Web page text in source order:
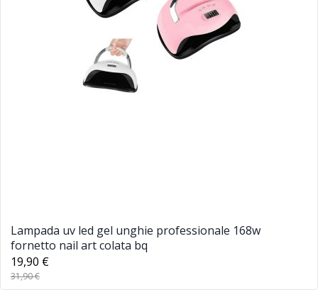
Lampada uv led gel unghie professionale 168w
fornetto nail art colata bq
19,90 €
31,90 €